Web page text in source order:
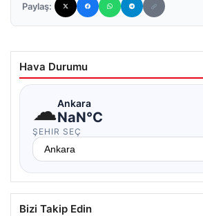
Paylaş:
Hava Durumu
☁Ankara
NaN°C
ŞEHIR SEÇ
Bizi Takip Edin